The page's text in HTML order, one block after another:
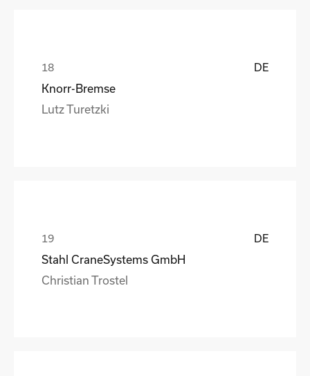
DE
Knorr-Bremse
Lutz Turetzki
DE
Stahl CraneSystems GmbH
Christian Trostel